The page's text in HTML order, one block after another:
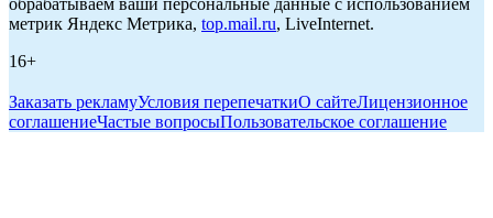
обрабатываем ваши персональные данные с использованием
метрик Яндекс Метрика, top.mail.ru, LiveInternet.
16+
Заказать рекламуУсловия перепечаткиО сайтеЛицензионное
соглашениеЧастые вопросыПользовательское соглашение